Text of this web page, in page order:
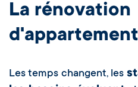
La rénovation
d'appartement
Les temps changent, les